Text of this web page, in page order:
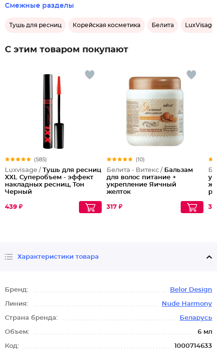
Смежные разделы
Тушь для ресниц Корейская косметика Белита LuxVisage
С этим товаром покупают
(585)
Luxvisage / Тушь для ресниц
XXL Суперобъем - эффект
накладных ресниц, Тон
Черный
439 ₽
(10)
Белита - Витекс / Бальзам
для волос питание +
укрепление Яичный
желток
317 ₽
Характеристики товара
Бренд: Belor Design
Линия: Nude Harmony
Страна бренда: Беларусь
Объем: 6 мл
Код: 1000714633